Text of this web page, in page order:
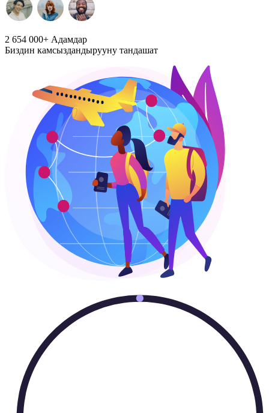
2 654 000+ Адамдар
Биздин камсыздандырууну тандашат